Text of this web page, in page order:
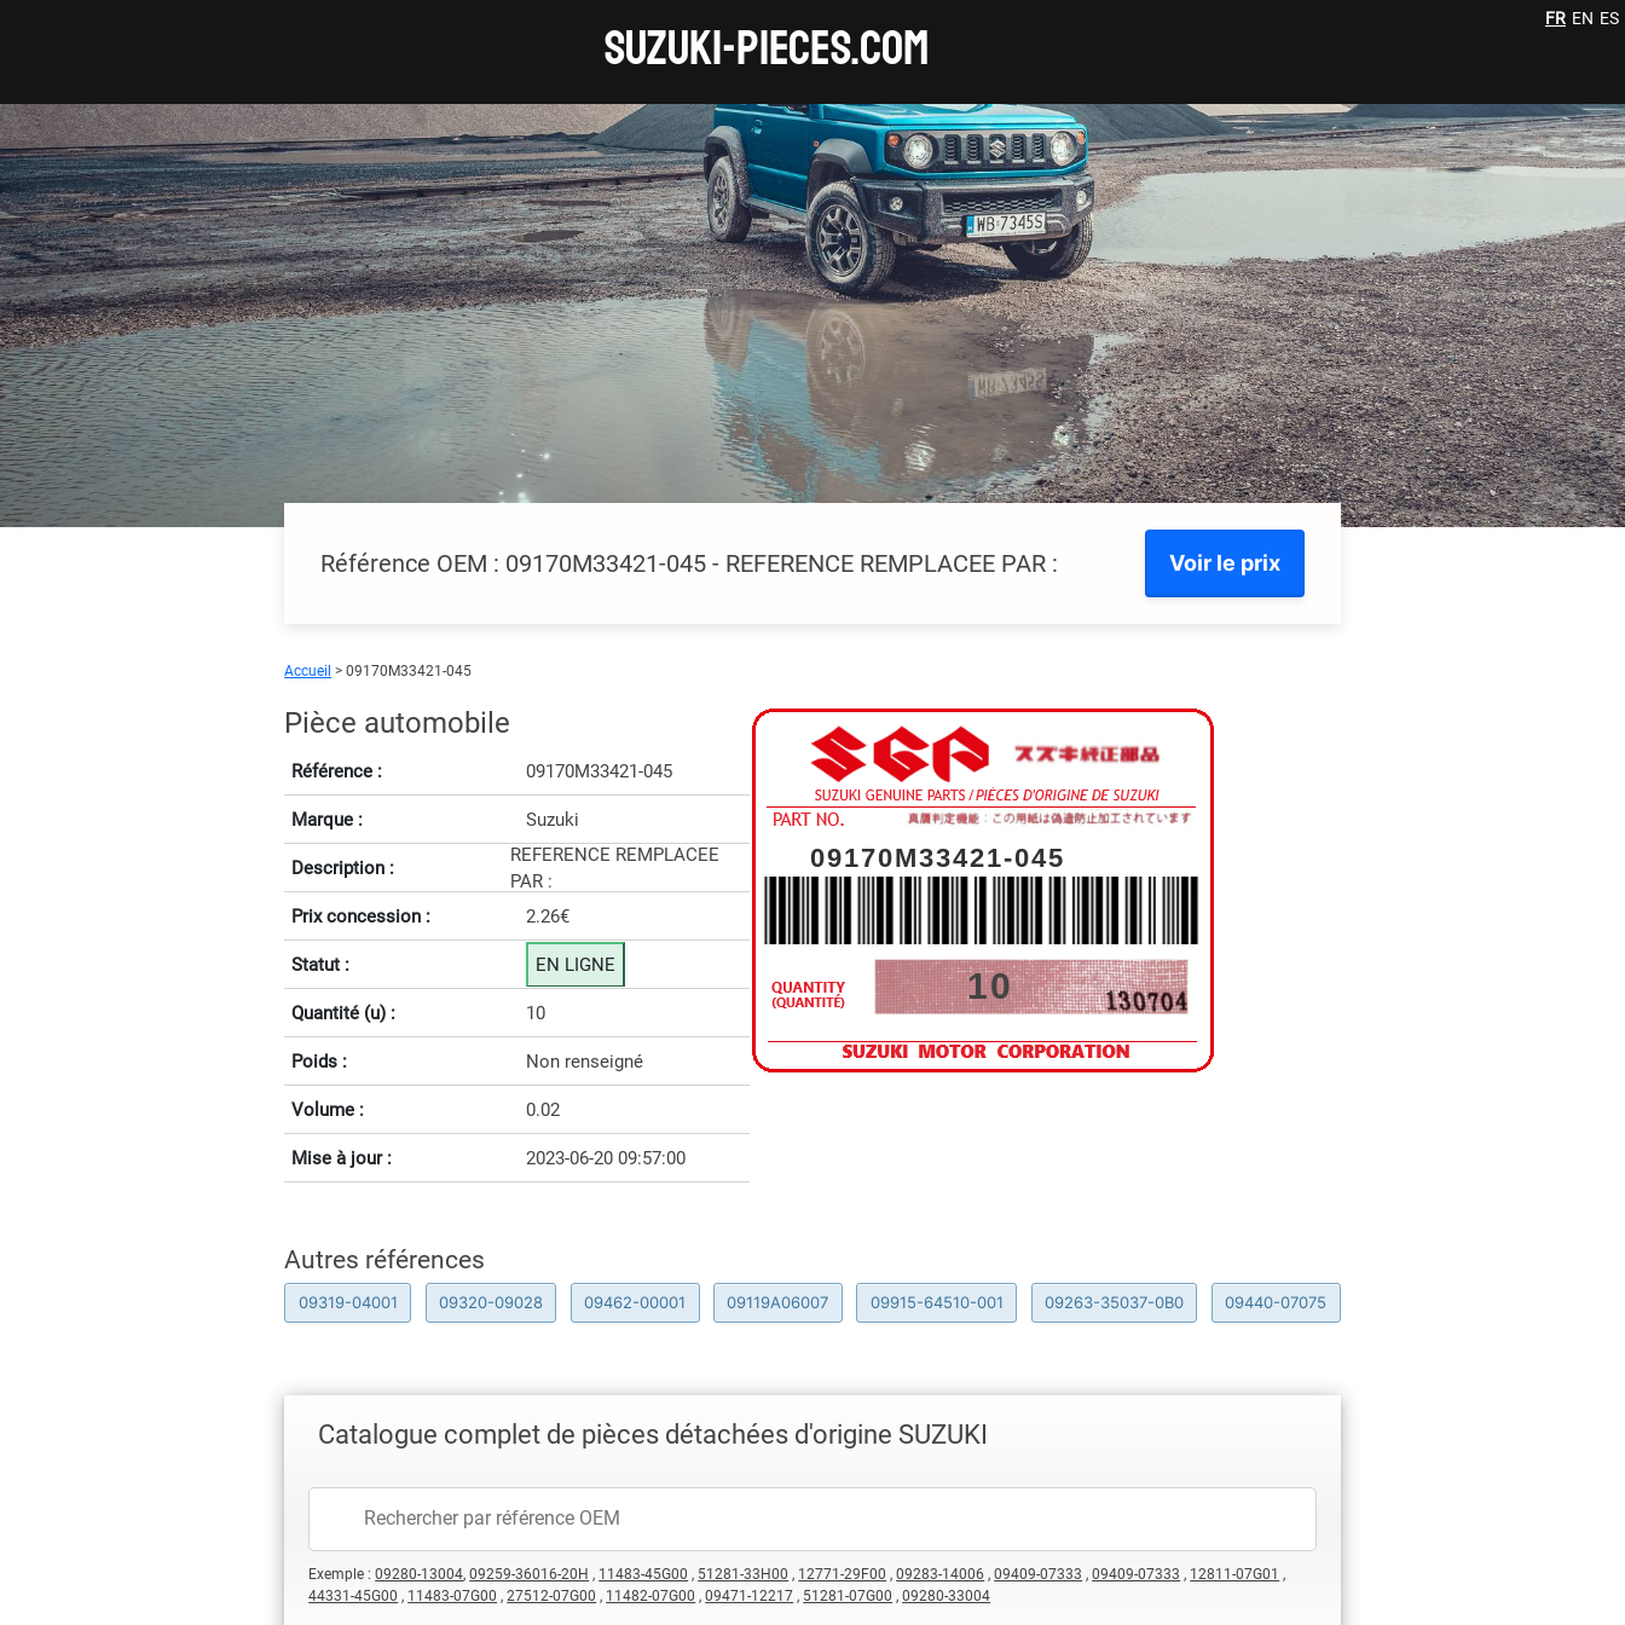
SUZUKI-pieces.com FR EN ES
Référence OEM : 09170M33421-045 - REFERENCE REMPLACEE PAR : Voir le prix
Accueil > 09170M33421-045
Pièce automobile
Référence : 09170M33421-045
Marque : Suzuki
Description :
REFERENCE REMPLACEE
PAR :
Prix concession :
2.26€
Statut : EN LIGNE
Quantité (u) : 10
Poids : Non renseigné
Volume : 0.02
Mise à jour : 2023-06-20 09:57:00
09170M33421-045
10
Autres références
09319-04001 09320-09028 09462-00001 09119A06007 09915-64510-001 09263-35037-0B0 09440-07075
Catalogue complet de pièces détachées d'origine SUZUKI
Exemple :09280-13004,09259-36016-20H , 11483-45G00 , 51281-33H00 , 12771-29F00 ,09283-14006 ,09409-07333 ,09409-07333 , 12811-07G01 ,
44331-45G00 , 11483-07G00 ,27512-07G00 , 11482-07G00 ,09471-12217 , 51281-07G00 ,09280-33004